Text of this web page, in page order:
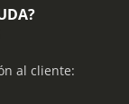
al cliente: